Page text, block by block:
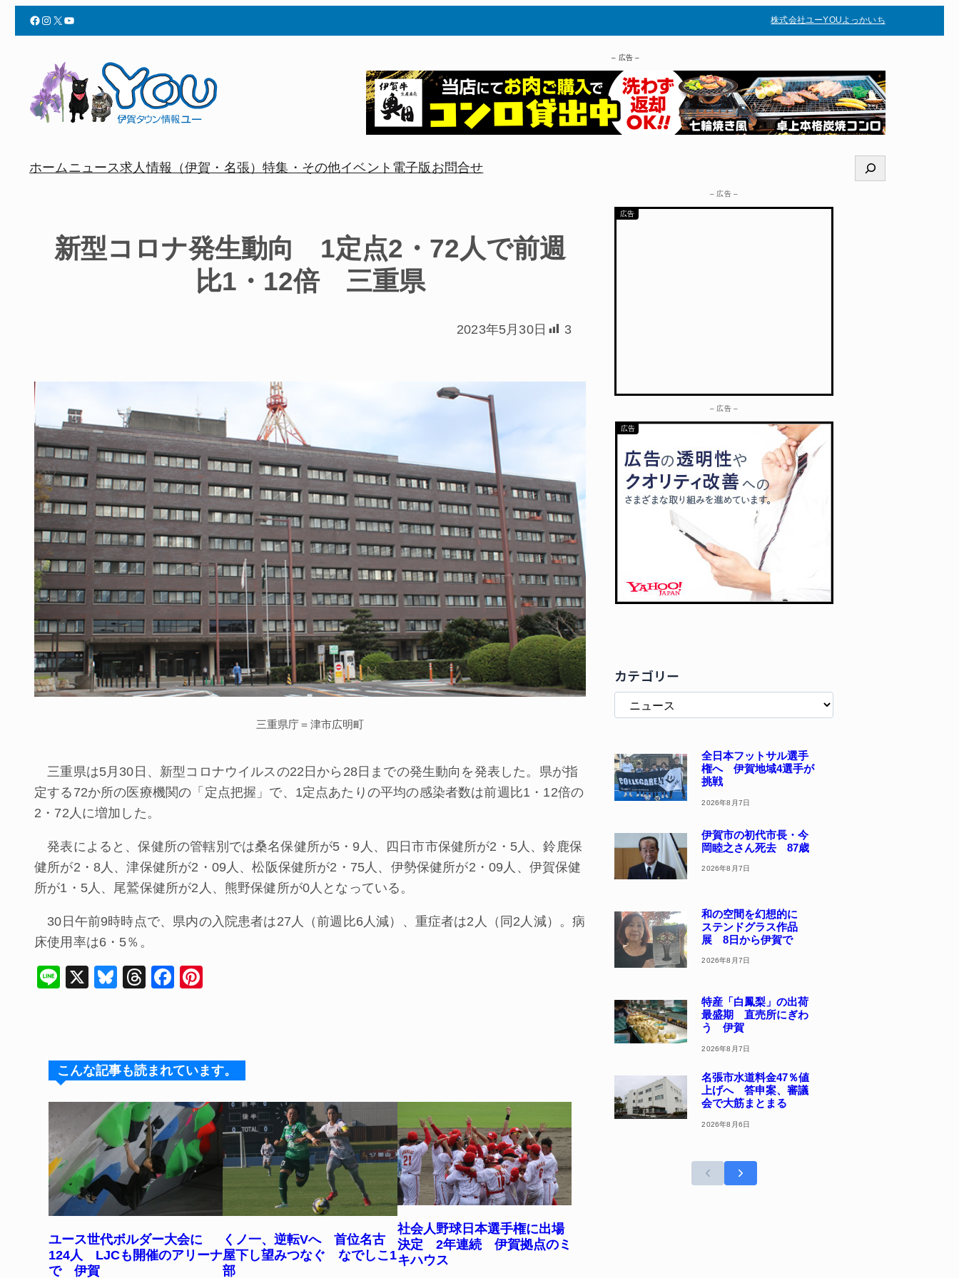
Facebook Instagram X YouTube 株式会社ユーYOUよっかいち
– 広告 –
ホームニュース求人情報（伊賀・名張）特集・その他イベント 電子版 お問合せ
検
索
新型コロナ発生動向 1定点2・72人で前週
比1・12倍 三重県
2023年5月30日 3
三重県庁＝津市広明町
三重県は5月30日、新型コロナウイルスの22日から28日までの発生動向を発表した。県が指
定する72か所の医療機関の「定点把握」で、1定点あたりの平均の感染者数は前週比1・12倍の
2・72人に増加した。
発表によると、保健所の管轄別では桑名保健所が5・9人、四日市市保健所が2・5人、鈴鹿保
健所が2・8人、津保健所が2・09人、松阪保健所が2・75人、伊勢保健所が2・09人、伊賀保健
所が1・5人、尾鷲保健所が2人、熊野保健所が0人となっている。
30日午前9時時点で、県内の入院患者は27人（前週比6人減）、重症者は2人（同2人減）。病
床使用率は6・5％。
Li
X
Bl
k
T
d
F
b
o
k
st
こんな記事も読まれています。
ユース世代ボルダー大会に
124人 LJCも開催のアリーナ
で 伊賀
くノ一、逆転Vへ 首位名古
屋下し望みつなぐ なでしこ1
部
社会人野球日本選手権に出場
決定 2年連続 伊賀拠点のミ
キハウス
– 広告 –
– 広告 –
カテゴリー
全日本フットサル選手
権へ 伊賀地域4選手が
挑戦
2026年8月7日
伊賀市の初代市長・今
岡睦之さん死去 87歳
2026年8月7日
和の空間を幻想的に
ステンドグラス作品
展 8日から伊賀で
2026年8月7日
特産「白鳳梨」の出荷
最盛期 直売所にぎわ
う 伊賀
2026年8月7日
名張市水道料金47％値
上げへ 答申案、審議
会で大筋まとまる
2026年8月6日